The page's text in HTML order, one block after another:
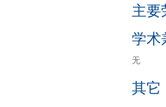
主要
学术
无
其它